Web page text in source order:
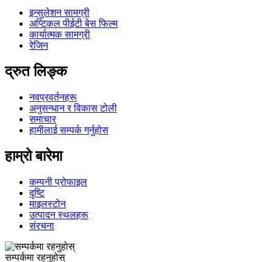
इन्सुलेशन सामग्री
अप्टिकल पीईटी बेस फिल्म
कार्यात्मक सामग्री
रेजिन
द्रुत लिङ्क
नवप्रवर्तनहरू
अनुसन्धान र विकास टोली
समाचार
हामीलाई सम्पर्क गर्नुहोस
हाम्रो बारेमा
कम्पनी प्रोफाइल
दृष्टि
माइलस्टोन
उत्पादन स्थलहरू
संरचना
सम्पर्कमा रहनुहोस्